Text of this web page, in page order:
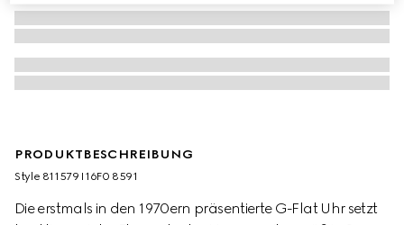
PRODUKTBESCHREIBUNG
Style ‎811579 I16F0 8591
Die erstmals in den 1970ern präsentierte G-Flat Uhr setzt